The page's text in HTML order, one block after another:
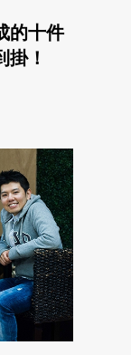
的十件
！